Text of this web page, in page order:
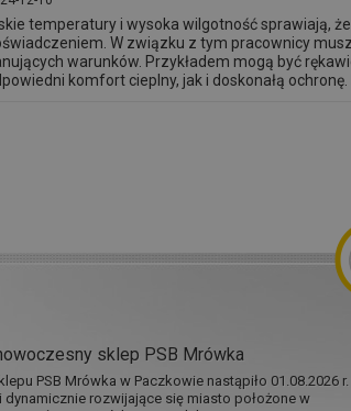
temperatury i wysoka wilgotność sprawiają,
W związku z tym pracownicy
warunków. Przykładem mogą być
komfort cieplny, jak i doskonałą
sklep PSB Mrówka
PSB Mrówka w Paczkowie nastąpiło 01.08.2026 r.
dynamicznie rozwijające się miasto położone w